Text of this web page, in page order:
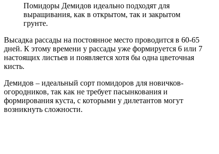
Помидоры Демидов идеально подходят для
выращивания, как в открытом, так и закрытом
грунте.
Высадка рассады на постоянное место проводится в 60-65
дней. К этому времени у рассады уже формируется 6 или 7
настоящих листьев и появляется хотя бы одна цветочная
кисть.
Демидов – идеальный сорт помидоров для новичков-
огородников, так как не требует пасынкования и
формирования куста, с которыми у дилетантов могут
возникнуть сложности.